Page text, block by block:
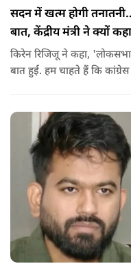
सदन में खत्म होगी
बात, केंद्रीय मंत्री ने क्यों
किरेन रिजिजू ने कहा, 'लोकसभा
बात हुई. हम चाहते हैं कि कांग्रेस